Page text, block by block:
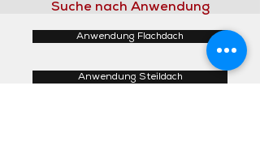
Suche nach Anwendung
Anwendung Flachdach
Anwendung Steildach